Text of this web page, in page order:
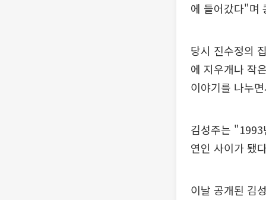
에 들어갔다"며
당시 진수정의
에 지우개나 작
이야기를 나누
김성주는 "1993
연인 사이가 됐
이날 공개된 김